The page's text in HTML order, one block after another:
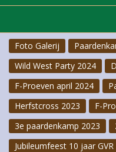
Home
Informatie
Actueel
Rijvereniging
Foto Galerij
Wild West Party 2024
F-Proeven april 2024
Herfstcross 2023
F-
3e paardenkamp 2023
Jubileumfeest 10 jaar GVR